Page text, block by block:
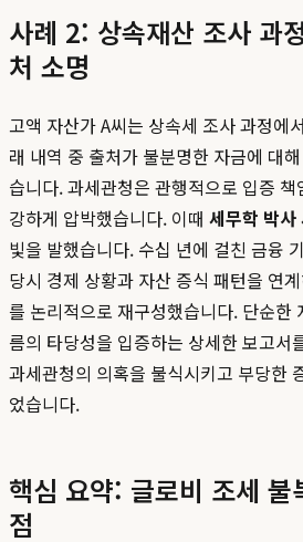
사례 2: 상속재산 조사 과
처 소명
고액 자산가 A씨는 상속세 조사 과정에
래 내역 중 출처가 불분명한 자금에 대
습니다. 과세관청은 관행적으로 입증
강하게 압박했습니다. 이때 세무학 박사
빛을 발했습니다. 수십 년에 걸친 금융
당시 경제 상황과 자산 증식 패턴을 연
를 논리적으로 재구성했습니다. 단순한
름의 타당성을 입증하는 상세한 보고서
과세관청의 의혹을 불식시키고 부당한
었습니다.
핵심 요약: 글로비 조세 불
점